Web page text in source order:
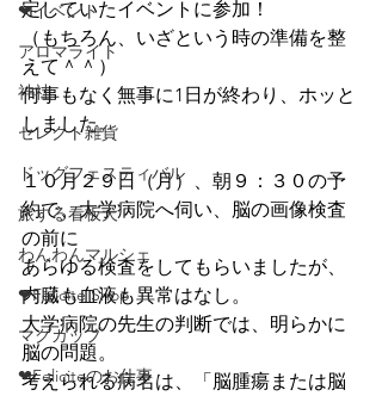
❤イベント
アロマライト
神社
セレクト雑貨
ドッグフェスティバル
旅する看板犬
わんわんマルシェ
❤Felicite Shop
マグカップ
❤Feliciteのお仕事
定していたイベントに参加！
（もちろん、いざという時の準備を整
えて＾＾）
何事もなく無事に1日が終わり、ホッと
しました。
１０月２９日（月）、朝９：３０の予
約で、大学病院へ伺い、脳の画像検査
の前に
あらゆる検査をしてもらいましたが、
内臓も血液も異常はなし。
大学病院の先生の判断では、明らかに
脳の問題。
考えられる病名は、「脳腫瘍または脳